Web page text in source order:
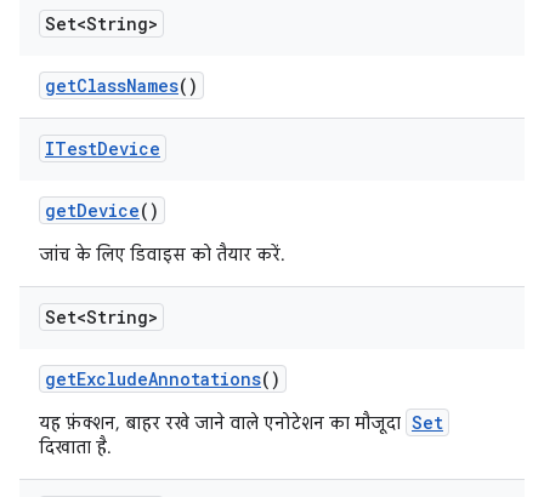
Set<String>
getClassNames()
ITestDevice
getDevice()
जांच के लिए डिवाइस को तैयार करें.
Set<String>
getExcludeAnnotations()
यह फ़ंक्शन, बाहर रखे जाने वाले एनोटेशन का मौजूदा Set
दिखाता है.